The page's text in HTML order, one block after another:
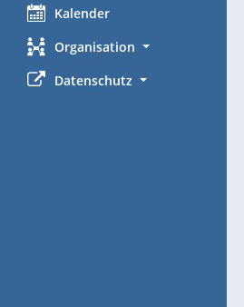
Kalender
Organisation
Datenschutz